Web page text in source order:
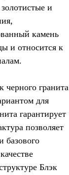
и
камень
и относится к
гранита
для
гарантирует
позволяет
базового
Блэк